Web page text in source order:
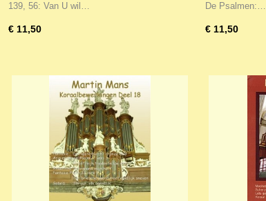
139, 56: Van U wil…
€ 11,50
De Psalmen:…
€ 11,50